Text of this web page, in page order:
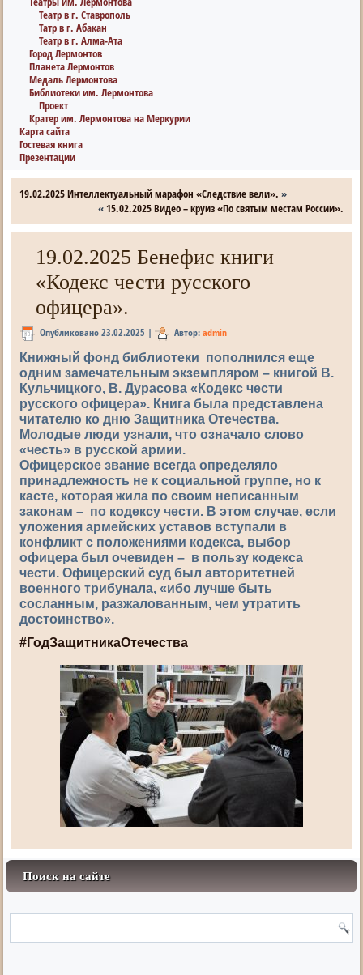
Театр в г. Ставрополь
Татр в г. Абакан
Театр в г. Алма-Ата
Город Лермонтов
Планета Лермонтов
Медаль Лермонтова
Библиотеки им. Лермонтова
Проект
Кратер им. Лермонтова на Меркурии
Карта сайта
Гостевая книга
Презентации
19.02.2025 Интеллектуальный марафон «Следствие вели». »
«15.02.2025 Видео – круиз «По святым местам России».
19.02.2025 Бенефис книги
«Кодекс чести русского
офицера».
Опубликовано 23.02.2025 | Автор: admin
Книжный фонд библиотеки пополнился еще
одним замечательным экземпляром – книгой В.
Кульчицкого, В. Дурасова «Кодекс чести
русского офицера». Книга была представлена
читателю ко дню Защитника Отечества.
Молодые люди узнали, что означало слово
«честь» в русской армии.
Офицерское звание всегда определяло
принадлежность не к социальной группе, но к
касте, которая жила по своим неписанным
законам – по кодексу чести. В этом случае, если
уложения армейских уставов вступали в
конфликт с положениями кодекса, выбор
офицера был очевиден – в пользу кодекса
чести. Офицерский суд был авторитетней
военного трибунала, «ибо лучше быть
сосланным, разжалованным, чем утратить
достоинство».
#ГодЗащитникаОтечества
Поиск на сайте